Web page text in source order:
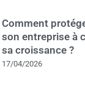
Comment
son entreprise à
sa croissance ?
17/04/2026